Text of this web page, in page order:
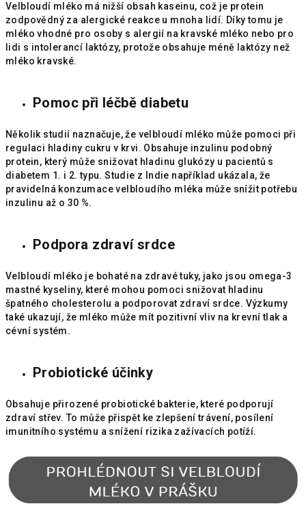
Velbloudí mléko má nižší obsah kaseinu, což je protein
zodpovědný za alergické reakce u mnoha lidí. Díky tomu je
mléko vhodné pro osoby s alergií na kravské mléko nebo pro
lidi s intolerancí laktózy, protože obsahuje méně laktózy než
mléko kravské.
Pomoc při léčbě diabetu
Několik studií naznačuje, že velbloudí mléko může pomoci při
regulaci hladiny cukru v krvi. Obsahuje inzulinu podobný
protein, který může snižovat hladinu glukózy u pacientů s
diabetem 1. i 2. typu. Studie z Indie například ukázala, že
pravidelná konzumace velbloudího mléka může snížit potřebu
inzulinu až o 30 %.
Podpora zdraví srdce
Velbloudí mléko je bohaté na zdravé tuky, jako jsou omega-3
mastné kyseliny, které mohou pomoci snižovat hladinu
špatného cholesterolu a podporovat zdraví srdce. Výzkumy
také ukazují, že mléko může mít pozitivní vliv na krevní tlak a
cévní systém.
Probiotické účinky
Obsahuje přirozené probiotické bakterie, které podporují
zdraví střev. To může přispět ke zlepšení trávení, posílení
imunitního systému a snížení rizika zažívacích potíží.